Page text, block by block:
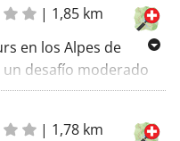
| 1,85 km
en los Alpes de
un desafío moderado
La ruta, con 72
transcurre en su
virgen y es
| 1,78 km